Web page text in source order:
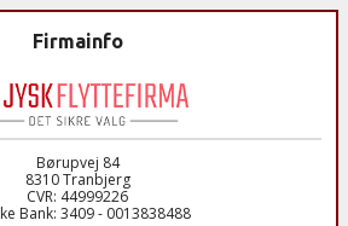
Firmainfo
Børupvej 84
8310 Tranbjerg
CVR: 44999226
Bank: 3409 - 0013838488